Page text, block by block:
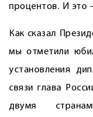
процентов. И это
Как сказал
мы отметили
установления
связи глава
двумя